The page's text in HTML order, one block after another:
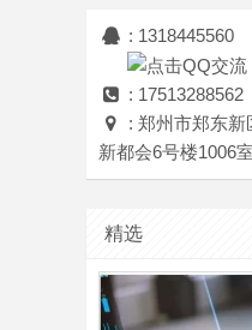
: 1318445560
: 17513288562
: 郑州市郑东
新都会6号楼1006室
精选